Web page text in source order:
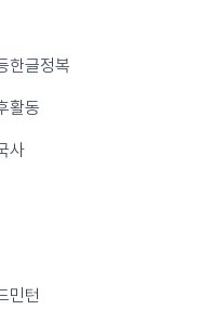
한글정복
활동
사
민턴